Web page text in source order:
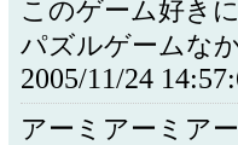
このゲーム好き
パズルゲームな
2005/11/24
アーミアーミア